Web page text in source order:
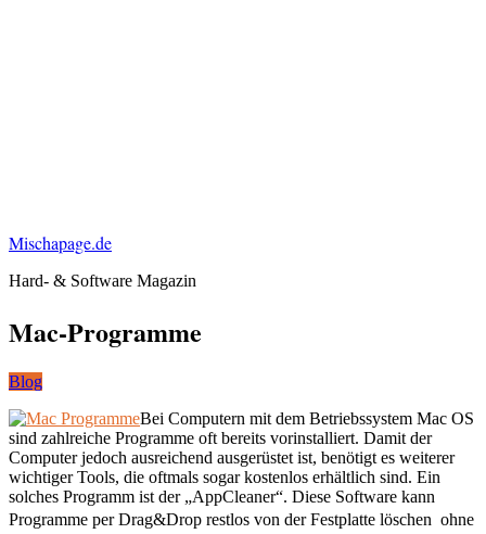
Mischapage.de
Hard- & Software Magazin
Mac-Programme
Blog
Bei Computern mit dem Betriebssystem Mac OS
sind zahlreiche Programme oft bereits vorinstalliert. Damit der
Computer jedoch ausreichend ausgerüstet ist, benötigt es weiterer
wichtiger Tools, die oftmals sogar kostenlos erhältlich sind. Ein
solches Programm ist der „AppCleaner“. Diese Software kann
Programme per Drag&Drop restlos von der Festplatte löschen  ohne